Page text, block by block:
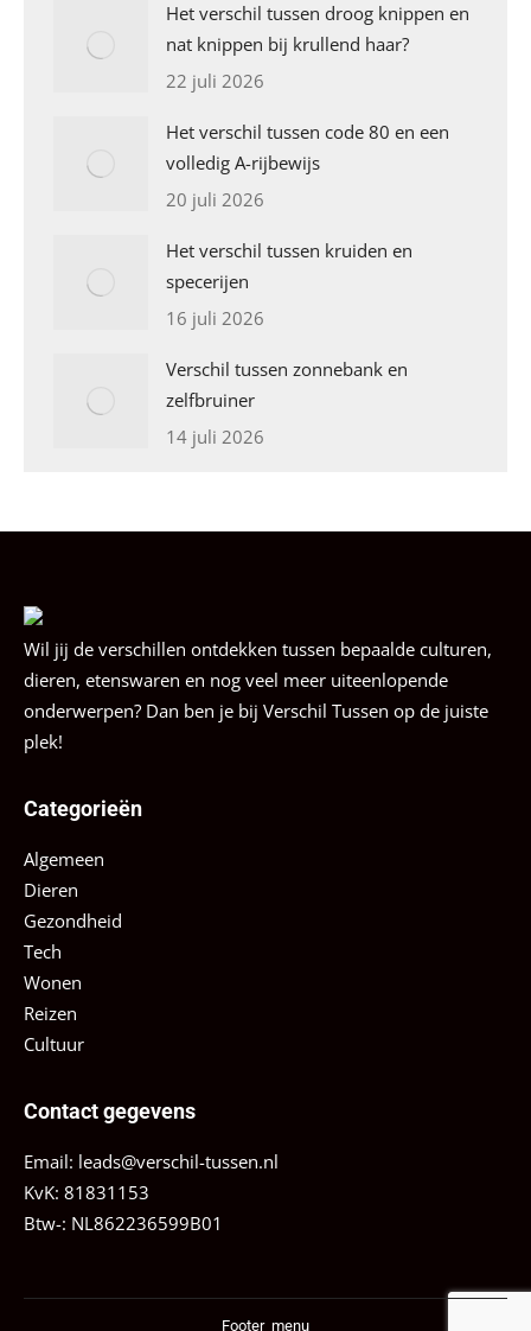
Het verschil tussen droog knippen en
nat knippen bij krullend haar?
22 juli 2026
Het verschil tussen code 80 en een
volledig A-rijbewijs
20 juli 2026
Het verschil tussen kruiden en
specerijen
16 juli 2026
Verschil tussen zonnebank en
zelfbruiner
14 juli 2026
Wil jij de verschillen ontdekken tussen bepaalde culturen,
dieren, etenswaren en nog veel meer uiteenlopende
onderwerpen? Dan ben je bij Verschil Tussen op de juiste
plek!
Categorieën
Algemeen
Dieren
Gezondheid
Tech
Wonen
Reizen
Cultuur
Contact gegevens
Email: leads@verschil-tussen.nl
KvK: 81831153
Btw-: NL862236599B01
Footer_menu